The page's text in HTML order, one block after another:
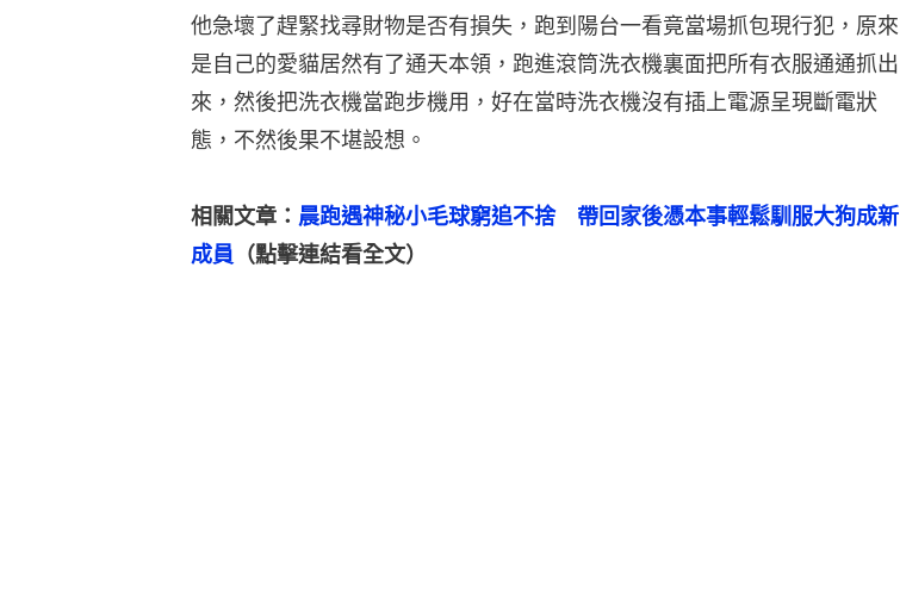
他急壞了趕緊找尋財物是否有損失，跑到陽台一看竟當場抓包現行犯，原來
是自己的愛貓居然有了通天本領，跑進滾筒洗衣機裏面把所有衣服通通抓出
來，然後把洗衣機當跑步機用，好在當時洗衣機沒有插上電源呈現斷電狀
態，不然後果不堪設想。
相關文章： 晨跑遇神秘小毛球窮追不捨　帶回家後憑本事輕鬆馴服大狗成新
成員 （點擊連結看全文）